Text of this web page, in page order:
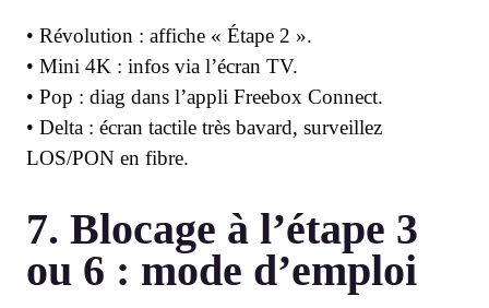
• Révolution : affiche « Étape 2 ».
• Mini 4K : infos via l’écran TV.
• Pop : diag dans l’appli Freebox Connect.
• Delta : écran tactile très bavard, surveillez
LOS/PON en fibre.
7. Blocage à l’étape 3
ou 6 : mode d’emploi